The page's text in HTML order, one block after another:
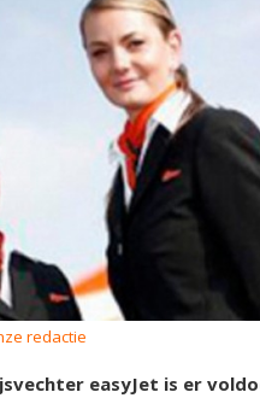
redactie
easyJet is er